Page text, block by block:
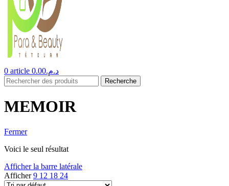
0 article د.م.0.00
Recherche
MEMOIR
Fermer
Voici le seul résultat
Afficher la barre latérale
Afficher9 12 18 24